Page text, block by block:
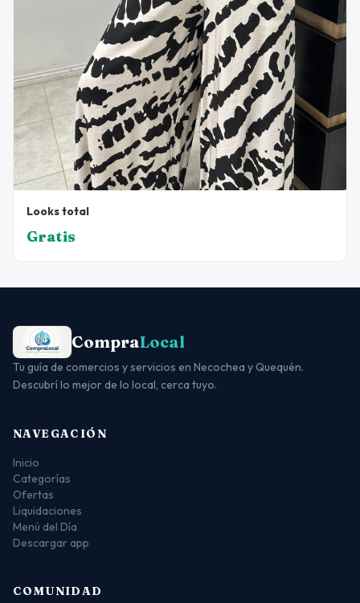
Looks total
Gratis
CompraLocal
Tu guía de comercios y servicios en Necochea y Quequén.
Descubrí lo mejor de lo local, cerca tuyo.
NAVEGACIÓN
Inicio
Categorías
Ofertas
Liquidaciones
Menú del Día
Descargar app
COMUNIDAD